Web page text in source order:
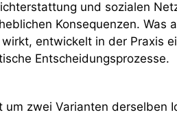
und sozialen
Konsequenzen. Was
entwickelt in der Praxis
Entscheidungsprozesse.
um zwei Varianten derselben